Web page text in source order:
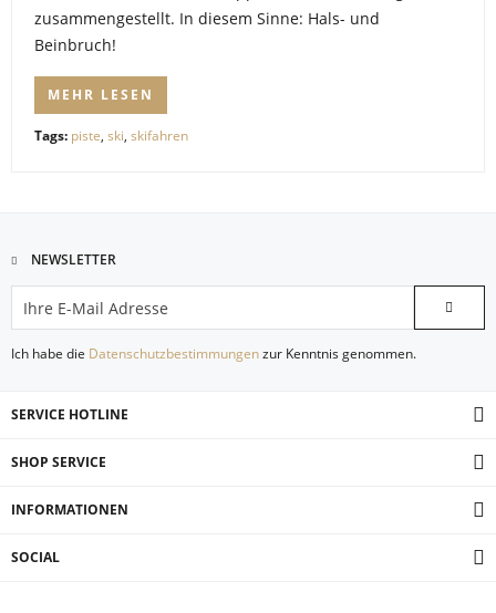
zusammengestellt. In diesem Sinne: Hals- und
Beinbruch!
MEHR LESEN
Tags: piste, ski, skifahren
NEWSLETTER
Ich habe die Datenschutzbestimmungenzur Kenntnis genommen.
SERVICE HOTLINE
SHOP SERVICE
INFORMATIONEN
SOCIAL